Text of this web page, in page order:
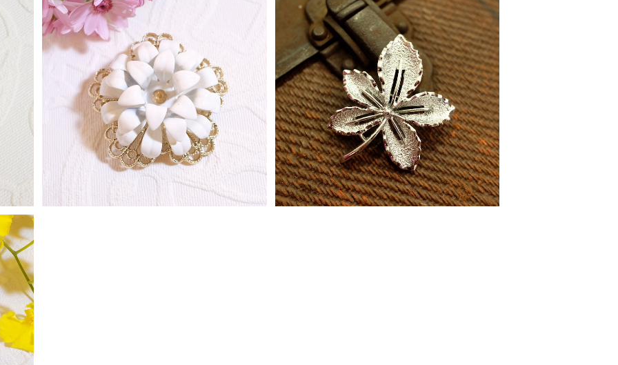
1
チ
"Sarah Coventry [サラ コヴェントリー]" 1
966年『Anniversary Snow』コレクション
立体的なお花モチーフ ヴィンテージブローチ
[BV-195]
¥5,300
SOLD OUT
" Sarah Coventry [サラ コヴェントリー] "
1968年 "Ivy"シリーズ ヴィンテージブロー
チ [BV-232]
¥4,900
]" 1
フ